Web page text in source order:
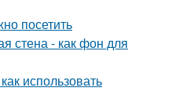
посетить
стена - как фон для
использовать